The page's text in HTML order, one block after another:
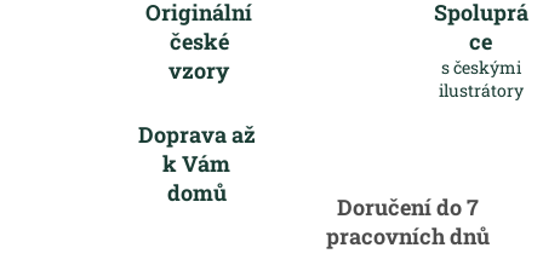
Originální
české
vzory
Spoluprá
ce
s českými
ilustrátory
Doprava až
k Vám
domů
Doručení do 7
pracovních dnů